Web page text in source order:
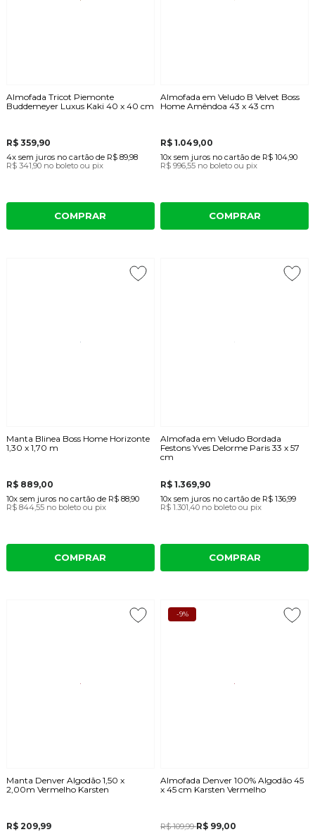
Almofada Tricot Piemonte
Buddemeyer Luxus Kaki 40 x 40 cm
R$ 359,90
4x sem juros no cartãode R$ 89,98
R$ 341,90 no boleto ou pix
COMPRAR
Almofada em Veludo B Velvet Boss
Home Amêndoa 43 x 43 cm
R$ 1.049,00
10x sem juros no cartão de R$ 104,90
R$ 996,55 no boleto ou pix
COMPRAR
Manta Blinea Boss Home Horizonte
1,30 x 1,70 m
R$ 889,00
10x sem juros no cartãode R$ 88,90
R$ 844,55 no boleto ou pix
COMPRAR
Almofada em Veludo Bordada
Festons Yves Delorme Paris 33 x 57
cm
R$ 1.369,90
10x sem juros no cartão de R$ 136,99
R$ 1.301,40 no boleto ou pix
COMPRAR
Manta Denver Algodão 1,50 x
2,00m Vermelho Karsten
R$ 209,99
-9%
Almofada Denver 100% Algodão 45
x 45 cm Karsten Vermelho
R$ 109,99R$ 99,00